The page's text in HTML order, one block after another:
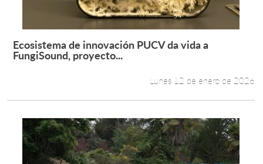
Leer más +
Ecosistema de innovación PUCV da vida a
FungiSound, proyecto...
Lunes 12 de enero de 2026